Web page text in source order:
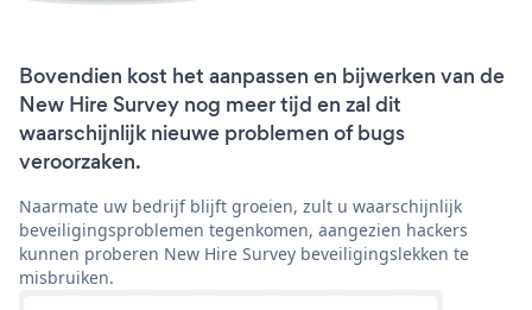
Bovendien kost het aanpassen en bijwerken van de
New Hire Survey nog meer tijd en zal dit
waarschijnlijk nieuwe problemen of bugs
veroorzaken.
Naarmate uw bedrijf blijft groeien, zult u waarschijnlijk
beveiligingsproblemen tegenkomen, aangezien hackers
kunnen proberen New Hire Survey beveiligingslekken te
misbruiken.